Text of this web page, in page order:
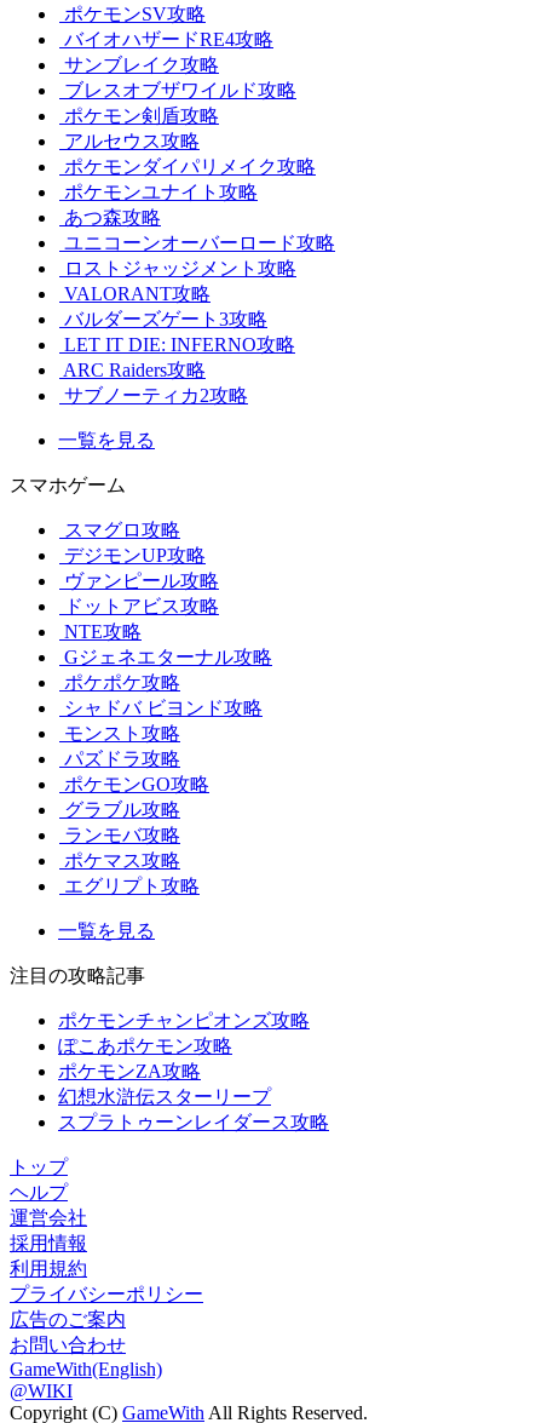
ポケモンSV攻略
バイオハザードRE4攻略
サンブレイク攻略
ブレスオブザワイルド攻略
ポケモン剣盾攻略
アルセウス攻略
ポケモンダイパリメイク攻略
ポケモンユナイト攻略
あつ森攻略
ユニコーンオーバーロード攻略
ロストジャッジメント攻略
VALORANT攻略
バルダーズゲート3攻略
LET IT DIE: INFERNO攻略
ARC Raiders攻略
サブノーティカ2攻略
一覧を見る
スマホゲーム
スマグロ攻略
デジモンUP攻略
ヴァンピール攻略
ドットアビス攻略
NTE攻略
Gジェネエターナル攻略
ポケポケ攻略
シャドバ ビヨンド攻略
モンスト攻略
パズドラ攻略
ポケモンGO攻略
グラブル攻略
ランモバ攻略
ポケマス攻略
エグリプト攻略
一覧を見る
注目の攻略記事
ポケモンチャンピオンズ攻略
ぽこあポケモン攻略
ポケモンZA攻略
幻想水滸伝スターリープ
スプラトゥーンレイダース攻略
トップ
ヘルプ
運営会社
採用情報
利用規約
プライバシーポリシー
広告のご案内
お問い合わせ
GameWith(English)
@WIKI
Copyright (C) GameWith All Rights Reserved.